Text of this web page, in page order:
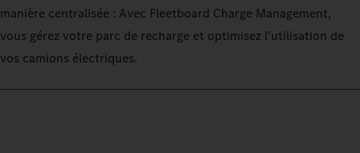
manière centralisée : Avec Fleetboard Charge Management,
vous gérez votre parc de recharge et optimisez l'utilisation de
vos camions électriques.